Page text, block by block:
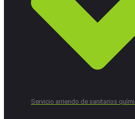
Servicio arriendo de sanitarios